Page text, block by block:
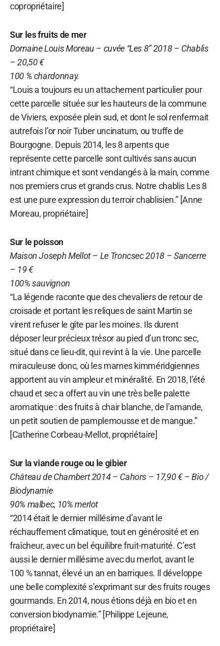
copropriétaire]
Sur les fruits de mer
Domaine Louis Moreau – cuvée “Les 8” 2018 – Chablis
– 20,50 €
100 % chardonnay.
“Louis a toujours eu un attachement particulier pour
cette parcelle située sur les hauteurs de la commune
de Viviers, exposée plein sud, et dont le sol renfermait
autrefois l’or noir Tuber uncinatum, ou truffe de
Bourgogne. Depuis 2014, les 8 arpents que
représente cette parcelle sont cultivés sans aucun
intrant chimique et sont vendangés à la main, comme
nos premiers crus et grands crus. Notre chablis Les 8
est une pure expression du terroir chablisien.” [Anne
Moreau, propriétaire]
Sur le poisson
Maison Joseph Mellot – Le Troncsec 2018 – Sancerre
– 19 €
100% sauvignon
“La légende raconte que des chevaliers de retour de
croisade et portant les reliques de saint Martin se
virent refuser le gîte par les moines. Ils durent
déposer leur précieux trésor au pied d’un tronc sec,
situé dans ce lieu-dit, qui revint à la vie. Une parcelle
miraculeuse donc, où les marnes kimméridgiennes
apportent au vin ampleur et minéralité. En 2018, l’été
chaud et sec a offert au vin une très belle palette
aromatique : des fruits à chair blanche, de l’amande,
un petit soutien de pamplemousse et de mangue.”
[Catherine Corbeau-Mellot, propriétaire]
Sur la viande rouge ou le gibier
Château de Chambert 2014 – Cahors – 17,90 € – Bio /
Biodynamie
90% malbec, 10% merlot
“2014 était le dernier millésime d’avant le
réchauffement climatique, tout en générosité et en
fraîcheur, avec un bel équilibre fruit-maturité. C’est
aussi le dernier millésime avec du merlot, avant le
100 % tannat, élevé un an en barriques. Il développe
une belle complexité s’exprimant sur des fruits rouges
gourmands. En 2014, nous étions déjà en bio et en
conversion biodynamie.” [Philippe Lejeune,
propriétaire]